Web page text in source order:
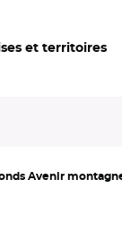
et territoires
Avenir